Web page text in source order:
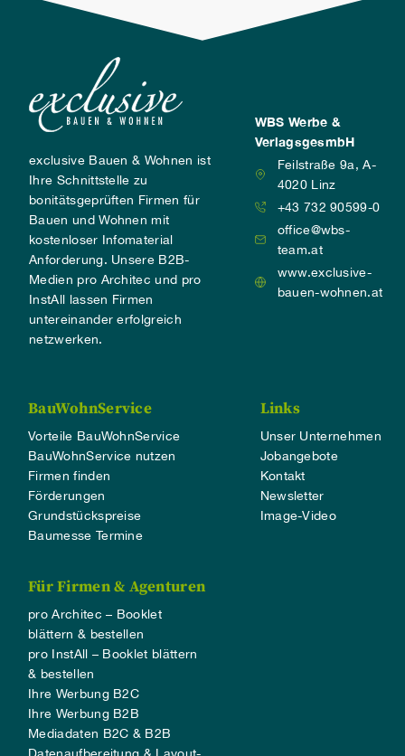
exclusive Bauen & Wohnen ist
Ihre Schnittstelle zu
bonitätsgeprüften Firmen für
Bauen und Wohnen mit
kostenloser Infomaterial
Anforderung. Unsere B2B-
Medien pro Architec und pro
InstAll lassen Firmen
untereinander erfolgreich
netzwerken.
WBS Werbe &
VerlagsgesmbH
Feilstraße 9a, A-
4020 Linz
+43 732 90599-0
office@wbs-
team.at
www.exclusive-
bauen-wohnen.at
BauWohnService
Vorteile BauWohnService
BauWohnService nutzen
Firmen finden
Förderungen
Grundstückspreise
Baumesse Termine
Links
Unser Unternehmen
Jobangebote
Kontakt
Newsletter
Image-Video
Für Firmen & Agenturen
pro Architec – Booklet
blättern & bestellen
pro InstAll – Booklet blättern
& bestellen
Ihre Werbung B2C
Ihre Werbung B2B
Mediadaten B2C & B2B
Datenaufbereitung & Layout-